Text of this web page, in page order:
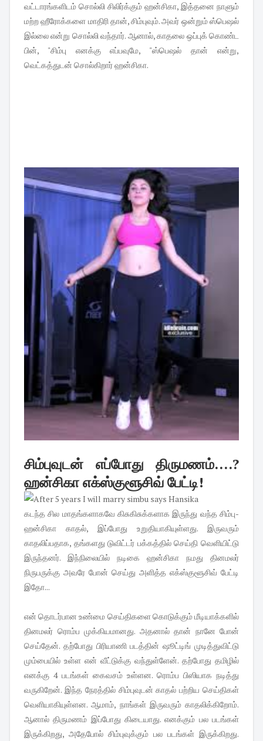
வட்டாரங்களிடம் சொல்லி சிலிர்க்கும் ஹன்சிகா, இத்தனை நாளும்
மற்ற ஹீரோக்களை மாதிரி தான், சிம்புவும். அவர் ஒன்றும் ஸ்பெஷல்
இல்லை என்று சொல்லி வந்தார். ஆனால், காதலை ஒப்புக் கொண்ட
பின், "சிம்பு எனக்கு எப்பவுமே, "ஸ்பெஷல் தான் என்று,
வெட்கத்துடன் சொல்கிறார் ஹன்சிகா.
சிம்புவுடன் எப்போது திருமணம்....?
ஹன்சிகா எக்ஸ்குளூசிவ் பேட்டி!
கடந்த சில மாதங்களாகவே கிசுகிசுக்களாக இருந்து வந்த சிம்பு-
ஹன்சிகா காதல், இப்போது உறுதியாகியுள்ளது. இருவரும்
காதலிப்பதாக, தங்களது டுவிட்டர் பக்கத்தில் செய்தி வெளியிட்டு
இருந்தனர். இந்நிலையில் நடிகை ஹன்சிகா நமது தினமலர்
நிருபருக்கு அவரே போன் செய்து அளித்த எக்ஸ்குளூசிவ் பேட்டி
இதோ...
என் தொடர்பான உண்மை செய்திகளை கொடுக்கும் மீடியாக்களில்
தினமலர் ரொம்ப முக்கியமானது. அதனால் தான் நானே போன்
செய்தேன். தற்போது பிரியாணி படத்தின் ஷூட்டிங் முடித்துவிட்டு
மும்பையில் உள்ள என் வீட்டுக்கு வந்துள்ளேன். தற்போது தமிழில்
எனக்கு 4 படங்கள் கைவசம் உள்ளன. ரொம்ப பிஸியாக நடித்து
வருகிறேன். இந்த நேரத்தில் சிம்புவுடன் காதல் பற்றி‌ய செய்திகள்
வெளியாகியுள்ளன. ஆமாம், நாங்கள் இருவரும் காதலிக்கிறோம்.
ஆனால் திருமணம் இப்போது கிடையாது. எனக்கும் பல படங்கள்
இருக்கிறது, அதேபோல் சிம்புவுக்கும் பல படங்கள் இருக்கிறது.